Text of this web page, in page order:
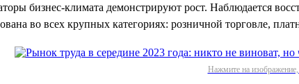
бизнес-климата демонстрируют рост. Наблюдается
во всех крупных категориях: розничной торговле,
Нажмите на